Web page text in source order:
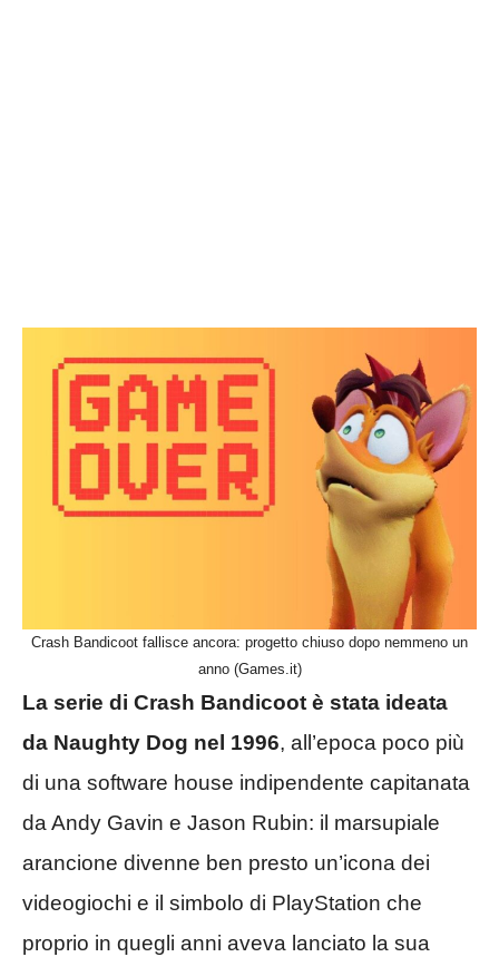
Crash Bandicoot fallisce ancora: progetto chiuso dopo nemmeno un
anno (Games.it)
La serie di Crash Bandicoot è stata ideata
da Naughty Dog nel 1996, all’epoca poco più
di una software house indipendente capitanata
da Andy Gavin e Jason Rubin: il marsupiale
arancione divenne ben presto un’icona dei
videogiochi e il simbolo di PlayStation che
proprio in quegli anni aveva lanciato la sua